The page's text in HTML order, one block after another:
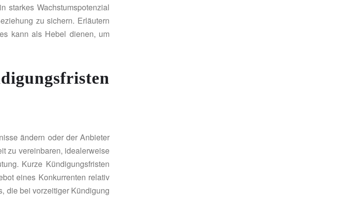
starkes Wachstumspotenzial
zu sichern. Erläutern
kann als Hebel dienen, um
ändern oder der Anbieter
zu vereinbaren, idealerweise
Kurze Kündigungsfristen
eines Konkurrenten relativ
die bei vorzeitiger Kündigung